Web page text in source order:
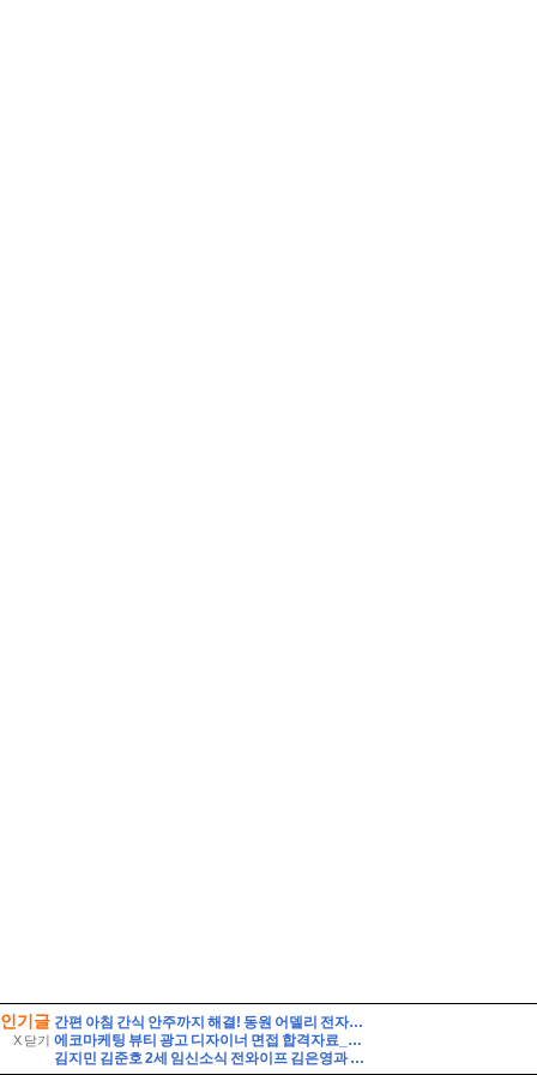
인기글
X 닫기
간편 아침 간식 안주까지 해결! 동원 어델리 전자레인지 40초면 끝
에코마케팅 뷰티 광고 디자이너 면접 합격자료_1 자기소개 스크립트 및 실제 면접 합격 답안
김지민 김준호 2세 임신소식 전와이프 김은영과 자녀는?